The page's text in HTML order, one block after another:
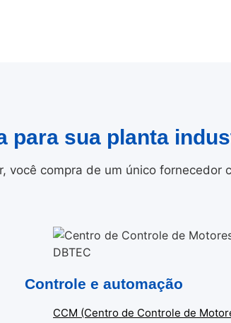
para sua planta
você compra de um único
Controle e automação
CCM (Centro de Controle de